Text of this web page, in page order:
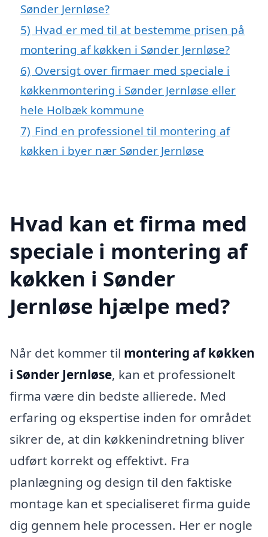
Sønder Jernløse?
5) Hvad er med til at bestemme prisen på
montering af køkken i Sønder Jernløse?
6) Oversigt over firmaer med speciale i
køkkenmontering i Sønder Jernløse eller
hele Holbæk kommune
7) Find en professionel til montering af
køkken i byer nær Sønder Jernløse
Hvad kan et firma med
speciale i montering af
køkken i Sønder
Jernløse hjælpe med?
Når det kommer til montering af køkken
i Sønder Jernløse, kan et professionelt
firma være din bedste allierede. Med
erfaring og ekspertise inden for området
sikrer de, at din køkkenindretning bliver
udført korrekt og effektivt. Fra
planlægning og design til den faktiske
montage kan et specialiseret firma guide
dig gennem hele processen. Her er nogle